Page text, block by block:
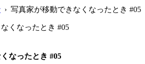
› 写真家が移動できなくなったとき #05
なったとき #05